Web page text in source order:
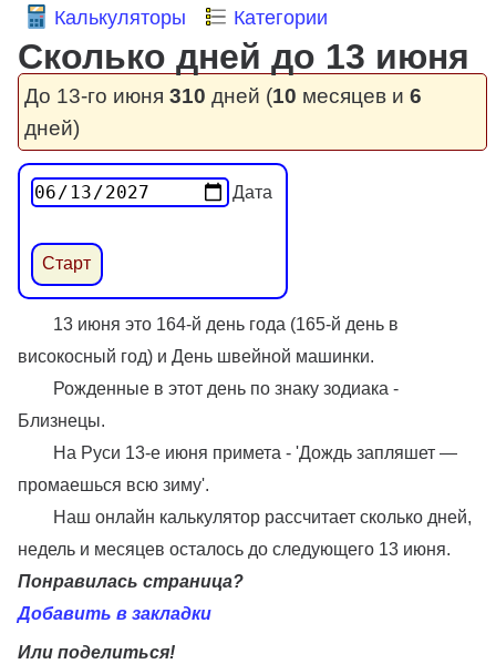
Калькуляторы Категории
Сколько дней до 13 июня
До 13-го июня310 дней (10 месяцев и6
дней)
Дата
13 июня это 164-й день года (165-й день в
високосный год) и День швейной машинки.
Рожденные в этот день по знаку зодиака -
Близнецы.
На Руси 13-е июня примета - 'Дождь запляшет —
промаешься всю зиму'.
Наш онлайн калькулятор рассчитает сколько дней,
недель и месяцев осталось до следующего 13 июня.
Понравилась страница?
Добавить в закладки
Или поделиться!